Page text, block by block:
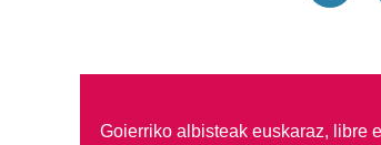
Goierriko albisteak euskaraz, libre